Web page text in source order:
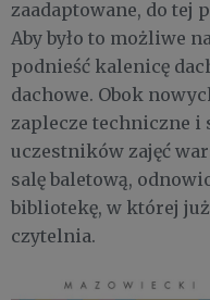
zaadaptowane, do tej
Aby było to możliwe
podnieść kalenicę
dachowe. Obok
zaplecze techniczne i
uczestników zajęć
salę baletową,
bibliotekę, w której
czytelnia.